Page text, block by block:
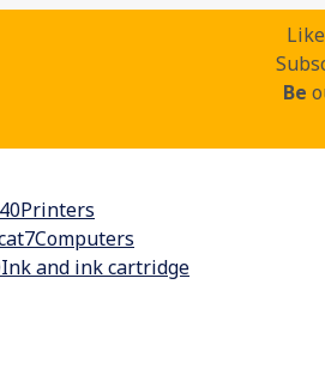
Be
Printers
Computers
Ink and ink cartridge